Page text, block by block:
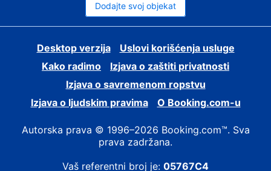
Dodajte svoj objekat
Desktop verzija
Uslovi korišćenja usluge
Kako radimo
Izjava o zaštiti privatnosti
Izjava o savremenom ropstvu
Izjava o ljudskim pravima
О Booking.com-u
Autorska prava © 1996–2026 Booking.com™. Sva
prava zadržana.
Vaš referentni broj je: 05767C4